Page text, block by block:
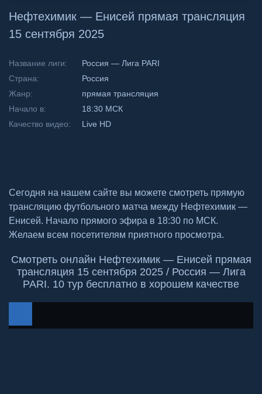
Нефтехимик — Енисей прямая трансляция
15 сентября 2025
Название лиги:
Россия — Лига PARI
Страна:
Россия
Жанр:
прямая трансляция
Начало в:
18:30 МСК
Качество видео:
Live HD
Сегодня на нашем сайте вы можете смотреть прямую
трансляцию футбольного матча между Нефтехимик —
Енисей. Начало прямого эфира в 18:30 по МСК.
Желаем всем посетителям приятного просмотра.
Смотреть онлайн Нефтехимик — Енисей прямая
трансляция 15 сентября 2025 / Россия — Лига
PARI. 10 тур бесплатно в хорошем качестве